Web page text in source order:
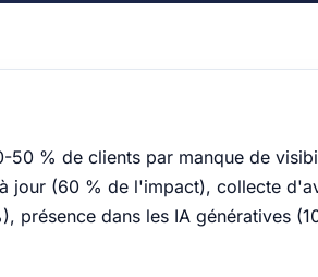
50 % de clients par manque de
jour (60 % de l'impact), collecte
présence dans les IA génératives